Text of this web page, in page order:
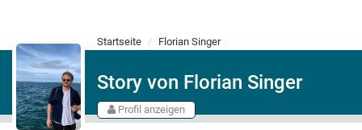
Startseite Florian Singer
Story von Florian Singer
Profil anzeigen